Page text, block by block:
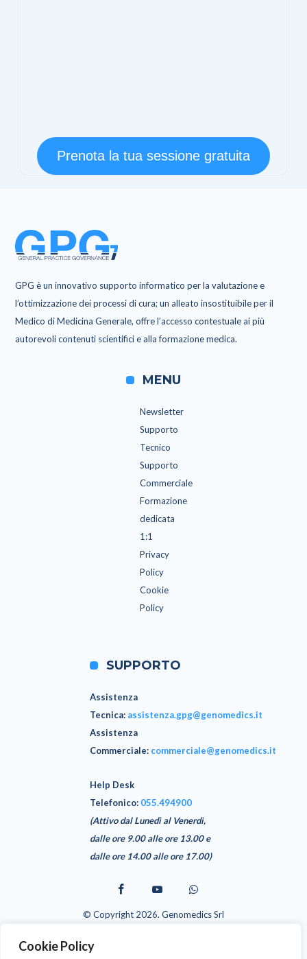
Cookie Policy
Prenota la tua sessione gratuita
GPG è un innovativo supporto informatico per la valutazione e
l’ottimizzazione dei processi di cura; un alleato insostituibile per il
Medico di Medicina Generale, offre l’accesso contestuale ai più
autorevoli contenuti scientifici e alla formazione medica.
MENU
Newsletter
Supporto
Tecnico
Supporto
Commerciale
Formazione
dedicata
1:1
Privacy
Policy
Cookie
Policy
SUPPORTO
Assistenza
Tecnica: assistenza.gpg@genomedics.it
Assistenza
Commerciale: commerciale@genomedics.it
Help Desk
Telefonico: 055.494900
(Attivo dal Lunedì al Venerdì,
dalle ore 9.00 alle ore 13.00 e
dalle ore 14.00 alle ore 17.00)
© Copyright 2026. Genomedics Srl
L’installazione e l’utilizzo devono strettamente attenersi a quanto